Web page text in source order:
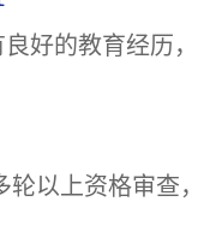
良好的教育经
多轮以上资格